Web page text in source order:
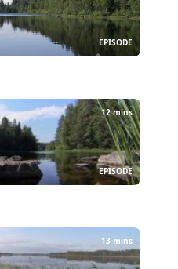
EPISODE
12 mins
EPISODE
13 mins